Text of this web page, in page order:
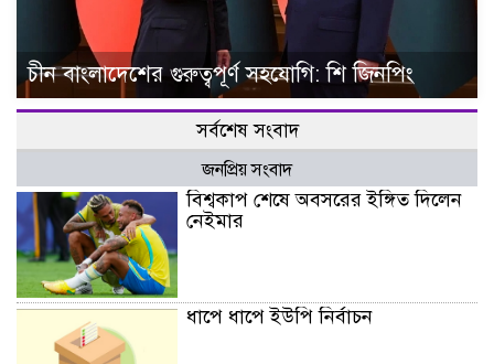
চীন বাংলাদেশের গুরুত্বপূর্ণ সহযোগি: শি জিনপিং
সর্বশেষ সংবাদ
জনপ্রিয় সংবাদ
বিশ্বকাপ শেষে অবসরের ইঙ্গিত দিলেন
নেইমার
ধাপে ধাপে ইউপি নির্বাচন